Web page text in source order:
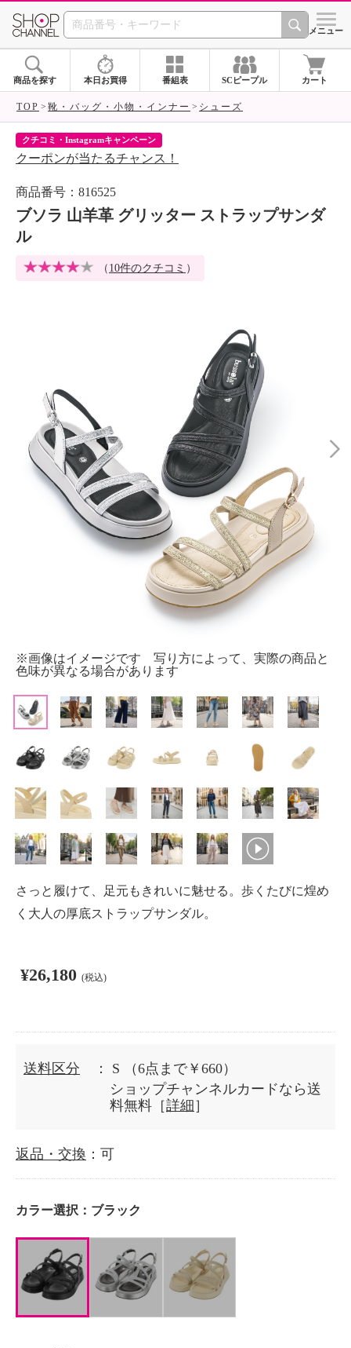
SHOP CHANNEL シメニュー
商品を探す 本日お買得 番組表 SCピープル カート
TOP 靴・バッグ・小物・インナー シューズ
クチコミ・Instagramキャンペーン
クーポンが当たるチャンス！
商品番号：816525
ブソラ 山羊革 グリッター ストラップサンダ
ル
（ 10件のクチコミ ）
※画像はイメージです 写り方によって、実際の商品と
色味が異なる場合があります
さっと履けて、足元もきれいに魅せる。歩くたびに煌め
く大人の厚底ストラップサンダル。
¥26,180 (税込)
送料区分 ： S
（6点まで￥660）
ショップチャンネルカードなら送
料無料［詳細 ］
返品・交換 ：可
カラー選択： ブラック